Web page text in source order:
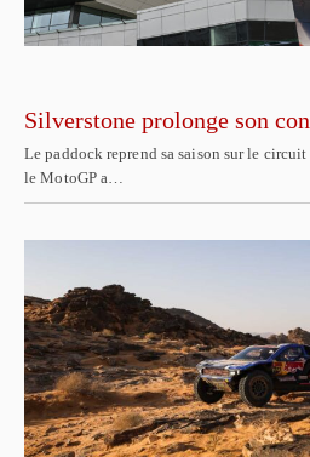
Silverstone prolonge son
Le paddock reprend sa saison sur le
le MotoGP a…